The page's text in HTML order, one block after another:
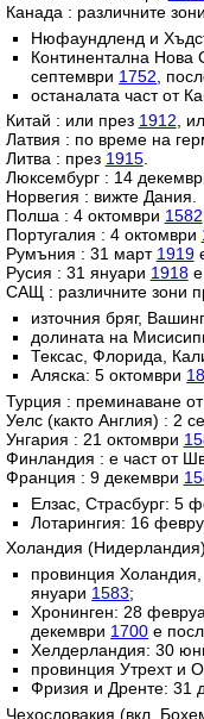
Канада : различните
Нюфаундленд и
Континентална Нова
септември 1752 ,
останалата част от
Китай : или през 1912,
Латвия : по време на
Литва : през 1915.
Люксембург : 14
Норвегия : вижте Дания.
Полша : 4 октомври 1582
Португалия : 4 октомври
Румъния : 31 март 1919
Русия : 31 януари 1918е
САЩ : различните зони
източния бряг,
долината на
Тексас, Флорида,
Аляска: 5 октомври
Турция : преминаване
Уелс (както Англия) : 2
Унгария : 21 октомври
Финландия : е част от
Франция : 9 декември
Елзас, Страсбург: 5
Лотарингия: 16
Холандия
провинция
януари 1583;
Хронинген: 28
декември 1700 е
Хелдерландия: 30
провинция Утрехт и
Фризия и Дренте: 31
Чехословакия (вкл.